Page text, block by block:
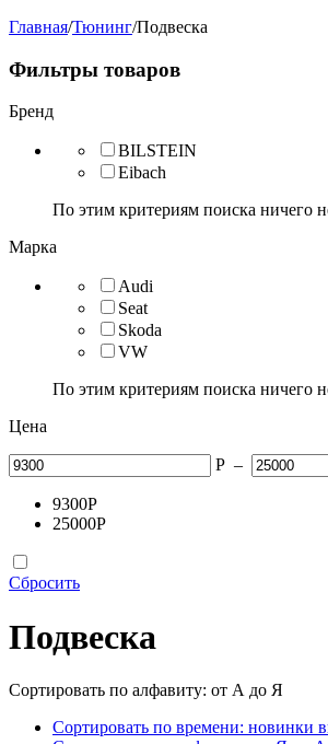
Главная/Тюнинг/Подвеска
Фильтры товаров
Бренд
BILSTEIN
Eibach
По этим критериям поиска ничего
Марка
Audi
Seat
Skoda
VW
По этим критериям поиска ничего
Цена
Р –
9300Р
25000Р
Сбросить
Подвеска
Сортировать по алфавиту: от А до Я
Сортировать по времени: новинки